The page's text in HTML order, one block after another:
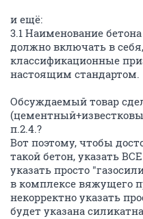
и ещё:
3.1 Наименование
должно включать в
классификационные
настоящим стандартом.
Обсуждаемый товар
п.2.4.?
Вот поэтому, чтобы
такой бетон, указать
указать просто
в комплексе вяжущего
некорректно указать
будет указана